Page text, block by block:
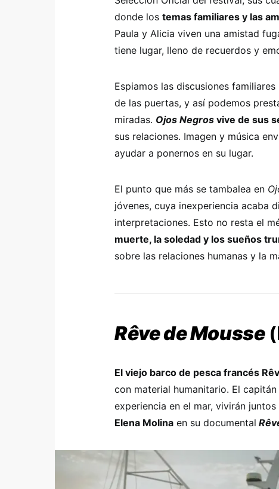
donde los temas familiares y las
Paula y Alicia viven una amistad
tiene lugar, lleno de recuerdos y
Espiamos las discusiones
de las puertas, y así podemos
miradas. Ojos Negros vive de sus
sus relaciones. Imagen y música
ayudar a ponernos en su lugar.
El punto que más se tambalea en
jóvenes, cuya inexperiencia acaba
interpretaciones. Esto no resta el
muerte, la soledad y los sueños
sobre las relaciones humanas y la
Rêve de Mousse
El viejo barco de pesca francés
con material humanitario. El
experiencia en el mar, vivirán
Elena Molina en su documental